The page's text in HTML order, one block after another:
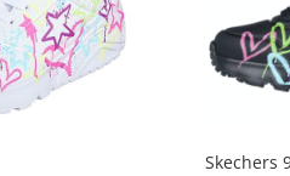
Skechers